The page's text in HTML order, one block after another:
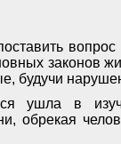
законов
будучи
ушла в
обрекая